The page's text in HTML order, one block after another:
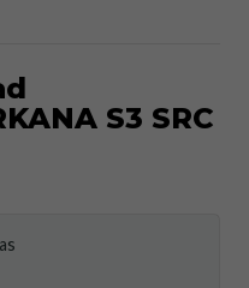
S3 SRC